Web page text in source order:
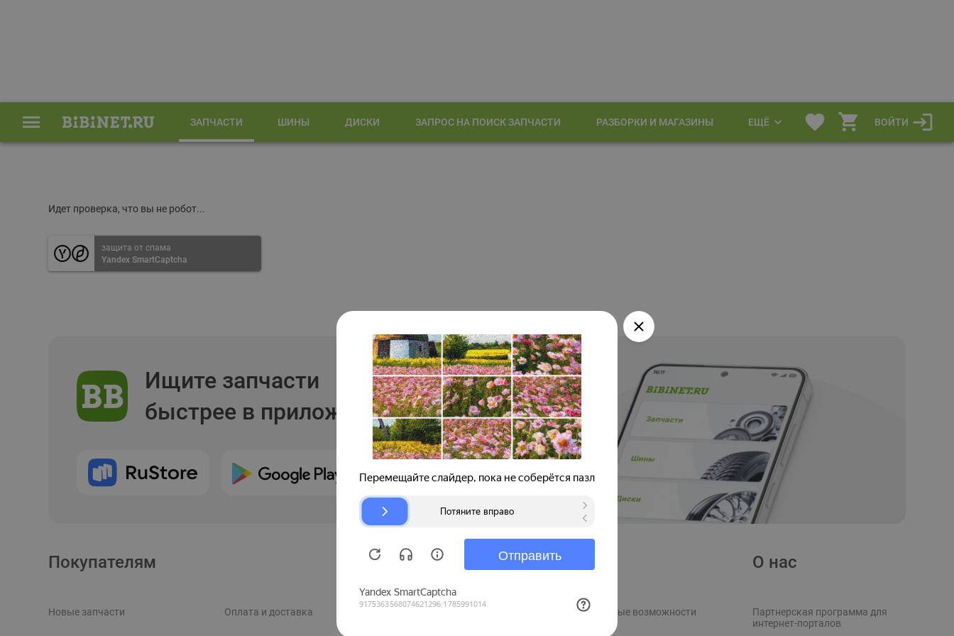
ЗАПЧАСТИ ШИНЫ ДИСКИ ЗАПРОС НА ПОИСК ЗАПЧАСТИ РАЗБОРКИ И МАГАЗИНЫ ЕЩЁ ВОЙТИ
Идет проверка, что вы не робот...
защита от спама
Yandex SmartCaptcha
Ищите запчасти
быстрее в приложении
Покупателям
Новые запчасти Оплата и доставка
Продавцам
Рекламные возможности
О нас
Партнерская программа для
интернет-порталов